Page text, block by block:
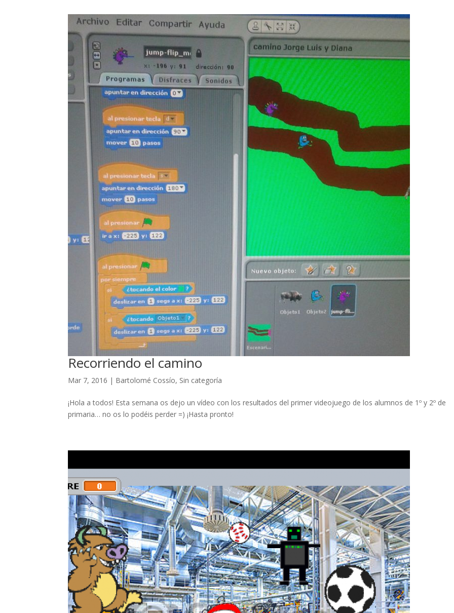
Recorriendo el camino
Mar 7, 2016 | Bartolomé Cossío, Sin categoría
¡Hola a todos! Esta semana os dejo un vídeo con los resultados del primer videojuego de los alumnos de 1º y 2º de
primaria… no os lo podéis perder =) ¡Hasta pronto!